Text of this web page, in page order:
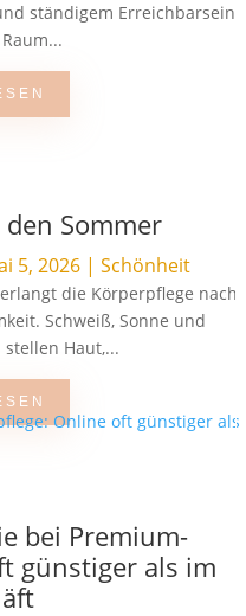
ständigem Erreichbarsein
Sommer
5, 2026| Schönheit
die Körperpflege nach
Schweiß, Sonne und
Haut,...
bei Premium-
günstiger als im